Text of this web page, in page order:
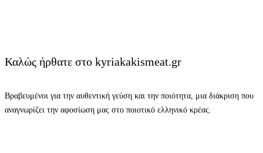
Καλώς ήρθατε στο kyriakakismeat.gr
Βραβευμένοι για την αυθεντική γεύση και την ποιότητα, μια διάκριση που
αναγνωρίζει την αφοσίωση μας στο ποιοτικό ελληνικό κρέας.